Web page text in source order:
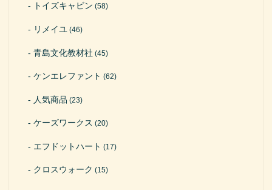
トイズキャビン (58)
リメイユ(46)
青島文化教材社 (45)
ケンエレファント (62)
人気商品 (23)
ケーズワークス (20)
エフドットハート (17)
クロスウォーク (15)